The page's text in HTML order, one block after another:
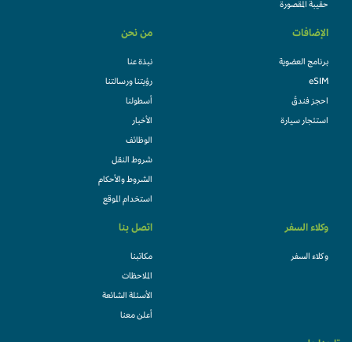
حقيبة المقصورة
الإضافات
برنامج العضوية
eSIM
احجز فندقً
استئجار سيارة
من نحن
نبذة عنا
رؤيتنا ورسالتنا
أسطولنا
الأخبار
الوظائف
شروط النقل
الشروط والأحكام
استخدام الموقع
وكلاء السفر
وكلاء السفر
اتصل بنا
مكاتبنا
الملاحظات
الأسئلة الشائعة
أعلن معنا